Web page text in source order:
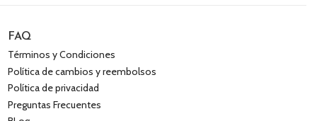
FAQ
Términos y Condiciones
Política de cambios y reembolsos
Política de privacidad
Preguntas Frecuentes